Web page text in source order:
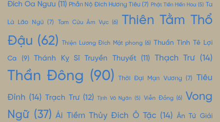
Đích Oa Ngưu (11) Phẫn Nộ Đích Hương Tiêu (7) Phật Tiền Hiến Hoa (5) Ta
Là Lão Ngũ(7) Tam Cửu Âm Vực (6)
Thiên Tằm Thổ
Đậu (62) Thiện Lương Đích Mật phong (6) Thuần Tình Tê Lợi
Ca (9) Thánh Kỵ Sĩ Truyền Thuyết(11) Thạch Trư (14)
Thần Đông (90) Thời Đại Mạn Vương (7) Tiêu
Đỉnh (14) Trạch Trư(12) Tịnh Vô Ngân (5) Viễn Đồng (6) Vong
Ngữ(37) Ái Tiềm Thủy Đích Ô Tặc (14) Ân Tứ Giải